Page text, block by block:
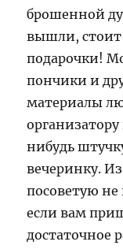
брошенной
вышли, стоит
подарочки!
пончики и
материалы
нибудь
вечеринку.
посоветую
если вам
достаточное